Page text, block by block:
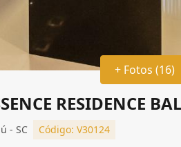
+ Fotos (16)
RESIDENCE
- SC Código: V30124